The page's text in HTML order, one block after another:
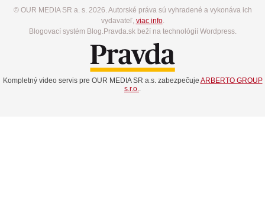
© OUR MEDIA SR a. s. 2026. Autorské práva sú vyhradené a vykonáva ich
vydavateľ, viac info.
Blogovací systém Blog.Pravda.sk beží na technológií Wordpress.
Kompletný video servis pre OUR MEDIA SR a.s. zabezpečuje ARBERTO GROUP
s.r.o.